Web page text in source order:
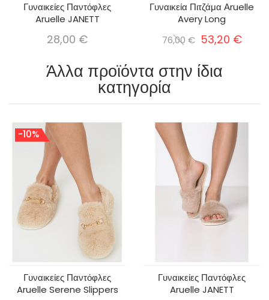
Γυναικείες Παντόφλες
Aruelle JANETT
28,00 €
Γυναικεία Πιτζάμα Αruelle
Avery Long
76,00 € 53,20 €
Άλλα προϊόντα στην ίδια
κατηγορία
-10%
Γυναικείες Παντόφλες
Aruelle Serene Slippers
Γυναικείες Παντόφλες
Aruelle JANETT